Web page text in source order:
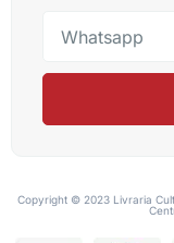
Copyright © 2023 Livraria